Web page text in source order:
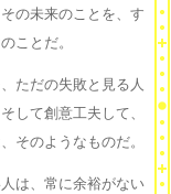
の未来のことを、す
ことだ。
ただの失敗と見る人
して創意工夫して、
そのようなものだ。
は、常に余裕がない